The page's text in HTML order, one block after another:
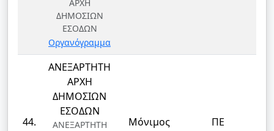
ΑΡΧΗ
ΔΗΜΟΣΙΩΝ
ΕΣΟΔΩΝ
Οργανόγραμμα
44.
ΑΝΕΞΑΡΤΗΤΗ
ΑΡΧΗ
ΔΗΜΟΣΙΩΝ
ΕΣΟΔΩΝ
ΑΝΕΞΑΡΤΗΤΗ
Μόνιμος ΠΕ